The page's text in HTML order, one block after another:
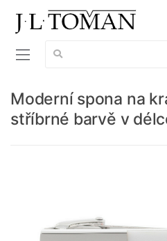
Vyhledávání:
Moderní spona na
stříbrné barvě v